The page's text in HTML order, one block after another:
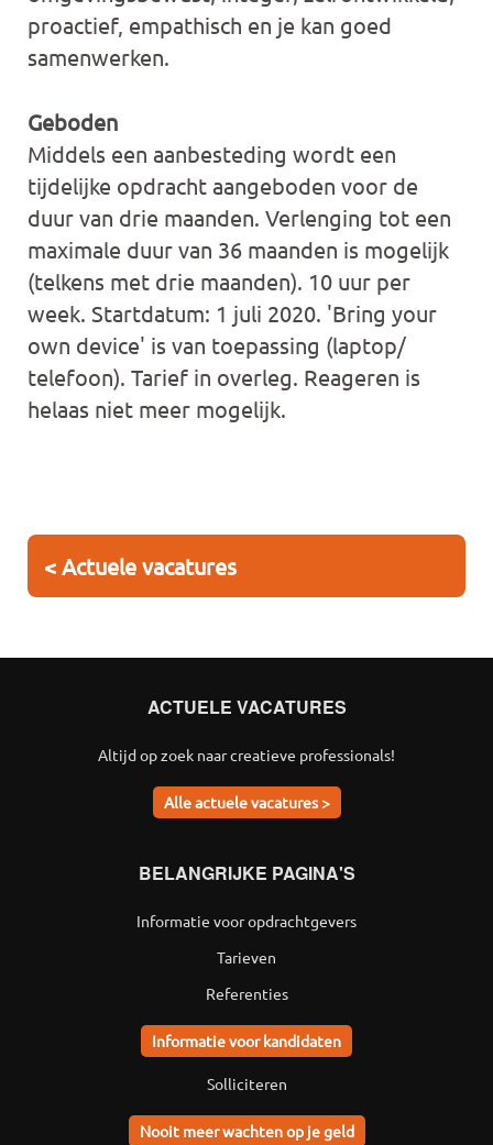
proactief, empathisch en je kan goed
samenwerken.
Geboden
Middels een aanbesteding wordt een
tijdelijke opdracht aangeboden voor de
duur van drie maanden. Verlenging tot een
maximale duur van 36 maanden is mogelijk
(telkens met drie maanden). 10 uur per
week. Startdatum: 1 juli 2020. 'Bring your
own device' is van toepassing (laptop/
telefoon). Tarief in overleg. Reageren is
helaas niet meer mogelijk.
< Actuele vacatures
ACTUELE VACATURES
Altijd op zoek naar creatieve professionals!
Alle actuele vacatures >
BELANGRIJKE PAGINA'S
Informatie voor opdrachtgevers
Tarieven
Referenties
Informatie voor kandidaten
Solliciteren
Nooit meer wachten op je geld